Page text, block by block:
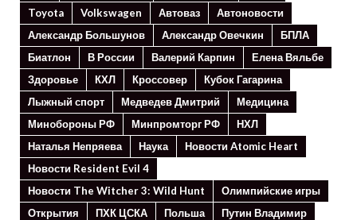
Toyota
Volkswagen Автоваз
Автоновости
Александр Большунов
Александр Овечкин
БПЛА
Биатлон
В России Валерий Карпин
Елена Вяльбе
Здоровье
КХЛ Кроссовер
Кубок Гагарина
Лыжный спорт
Медведев Дмитрий
Медицина
Минoбороны РФ
Минпромторг РФ
НХЛ
Наталья Непряева
Наука
Новости Atomic Heart
Новости Resident Evil 4
Новости The Witcher 3: Wild Hunt
Олимпийские игры
Открытия
ПХК ЦСКА Польша
Путин Владимир